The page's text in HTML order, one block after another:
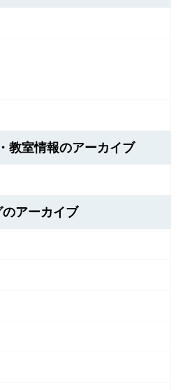
教室情報のアーカイブ
アーカイブ